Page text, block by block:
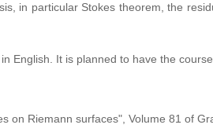
in particular Stokes theorem, the
English. It is planned to have the
on Riemann surfaces", Volume 81 of